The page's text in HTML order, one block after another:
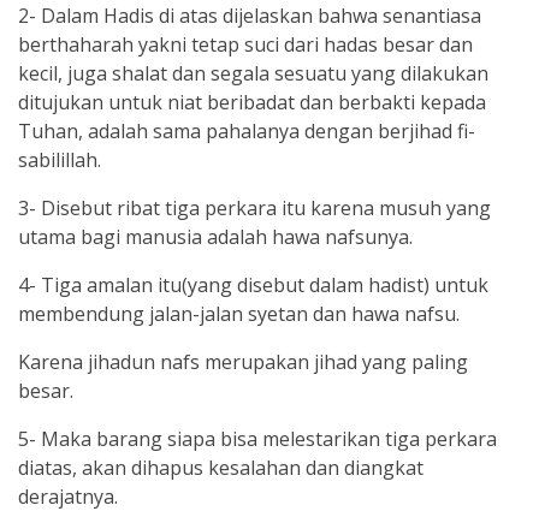
2- Dalam Hadis di atas dijelaskan bahwa senantiasa
berthaharah yakni tetap suci dari hadas besar dan
kecil, juga shalat dan segala sesuatu yang dilakukan
ditujukan untuk niat beribadat dan berbakti kepada
Tuhan, adalah sama pahalanya dengan berjihad fi-
sabilillah.
3- Disebut ribat tiga perkara itu karena musuh yang
utama bagi manusia adalah hawa nafsunya.
4- Tiga amalan itu(yang disebut dalam hadist) untuk
membendung jalan-jalan syetan dan hawa nafsu.
Karena jihadun nafs merupakan jihad yang paling
besar.
5- Maka barang siapa bisa melestarikan tiga perkara
diatas, akan dihapus kesalahan dan diangkat
derajatnya.